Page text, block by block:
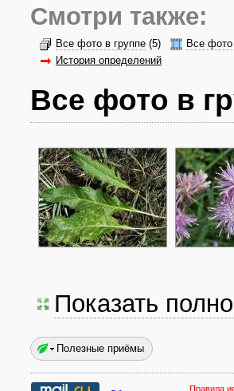
Смотри также:
Все фото в группе (5) Все фото
История определений
Все фото в
Показать
Полезные приёмы
Правила